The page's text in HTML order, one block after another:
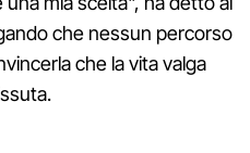
che nessun percorso
che la vita valga